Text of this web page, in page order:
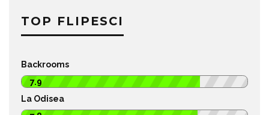
TOP FLIPESCI
Backrooms
7.9
La Odisea